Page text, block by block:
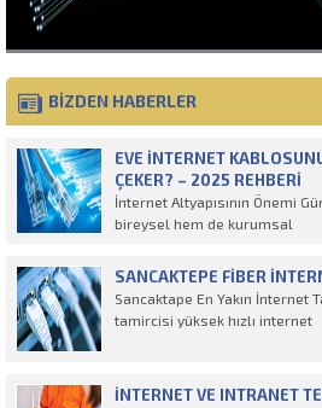
BİZDEN HABERLER
EVE İNTERNET
ÇEKER? – 2025 REHBERI
İnternet Altyapısının Önemi
bireysel hem de kurumsal
SANCAKTEPE FIBER
Sancaktape En Yakın İnternet
tamircisi yüksek hızlı internet
İNTERNET VE INTRANET